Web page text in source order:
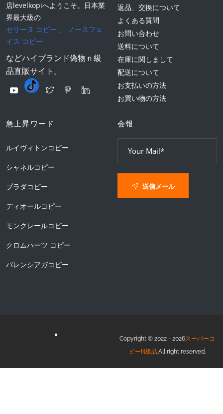
店levelkopiへようこそ。日本業
界最大級の
セリーヌ コピー 、
ノースフェ
イス コピー
などハイブランド偽物ｎ級
品直販サイト。
返品、交換について
よくある質問
お問い合わせ
送料について
在庫に関しまして
配送について
お支払いの方法
お買い物の方法
急上昇ワード
ルイヴィトンコピー
シャネルコピー
プラダコピー
ディオールコピー
モンクレールコピー
クロムハーツ コピー
バレンシアガコピー
会報
送信メール
Copyright © 2022 - 2026スーパーコ
ピーN級品.All right reserved.